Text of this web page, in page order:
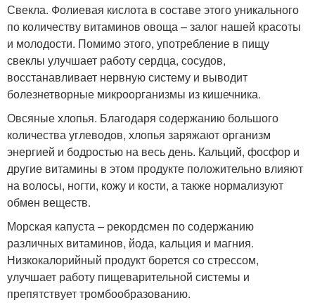
Свекла. Фолиевая кислота в составе этого уникального
по количеству витаминов овоща – залог нашей красоты
и молодости. Помимо этого, употребление в пищу
свеклы улучшает работу сердца, сосудов,
восстанавливает нервную систему и выводит
болезнетворные микроорганизмы из кишечника.
Овсяные хлопья. Благодаря содержанию большого
количества углеводов, хлопья заряжают организм
энергией и бодростью на весь день. Кальций, фосфор и
другие витамины в этом продукте положительно влияют
на волосы, ногти, кожу и кости, а также нормализуют
обмен веществ.
Морская капуста – рекордсмен по содержанию
различных витаминов, йода, кальция и магния.
Низкокалорийный продукт борется со стрессом,
улучшает работу пищеварительной системы и
препятствует тромбообразованию.